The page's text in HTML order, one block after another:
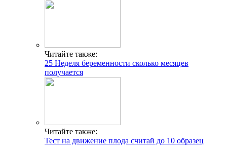
Читайте также:
25 Неделя беременности сколько месяцев
получается
Читайте также:
Тест на движение плода считай до 10 образец